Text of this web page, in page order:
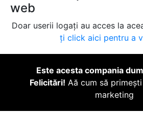
web
Doar userii logați au acces la
ți click aici pentru a
Este acesta compania
Felicitări! Aă cum să
marketing